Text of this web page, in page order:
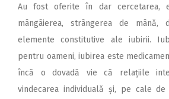
Au fost oferite în dar cercetarea,
mângâierea, strângerea de mână,
elemente constitutive ale iubirii.
pentru oameni, iubirea este
încă o dovadă vie că relațiile
vindecarea individuală și, pe cale